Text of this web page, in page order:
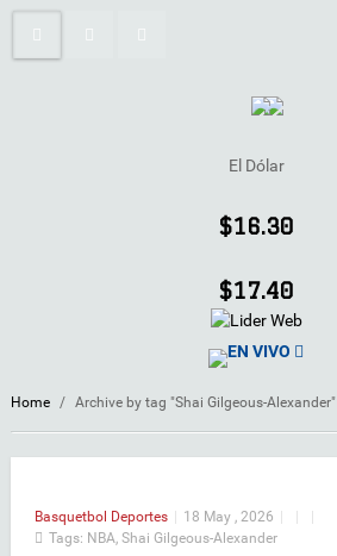
El Dólar
$16.30
$17.40
EN VIVO
Home / Archive by tag "Shai Gilgeous-Alexander"
Basquetbol Deportes | 18 May , 2026 | |
|
Tags: NBA Shai Gilgeous-Alexander